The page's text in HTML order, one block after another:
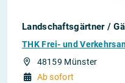
Landschaftsgärtner /
THK Frei- und
48159 Münster
Ab sofort